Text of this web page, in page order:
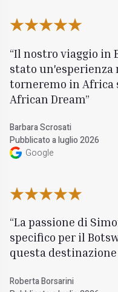
Il nostro viaggio in
stato un'esperienza
torneremo in Africa
African Dream
Barbara Scrosati
Pubblicato a luglio 2026
Google
La passione di
specifico per il
questa
Roberta Borsarini